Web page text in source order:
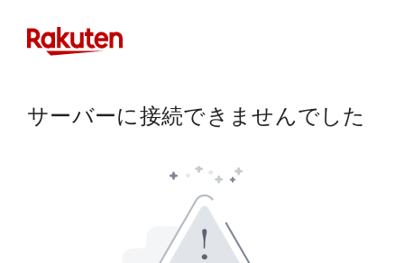
サーバーに接続できませんでした